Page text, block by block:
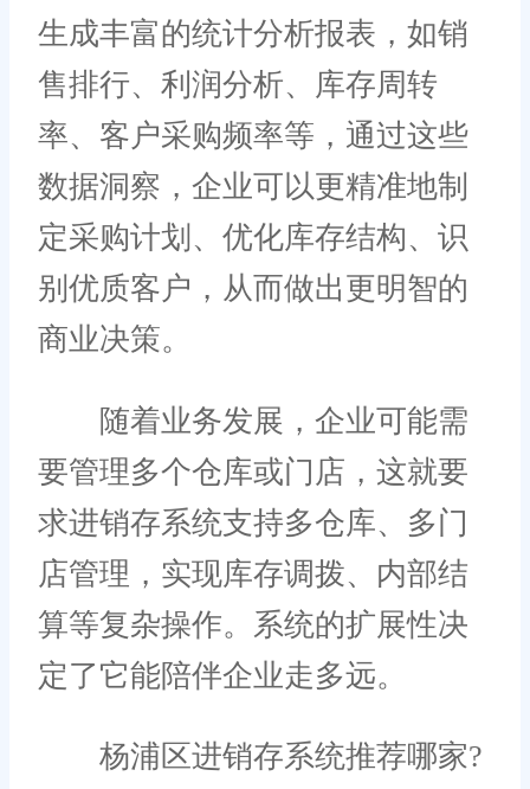
生成丰富的统计分析报表，如销
售排行、利润分析、库存周转
率、客户采购频率等，通过这些
数据洞察，企业可以更精准地制
定采购计划、优化库存结构、识
别优质客户，从而做出更明智的
商业决策。
随着业务发展，企业可能需
要管理多个仓库或门店，这就要
求进销存系统支持多仓库、多门
店管理，实现库存调拨、内部结
算等复杂操作。系统的扩展性决
定了它能陪伴企业走多远。
杨浦区进销存系统推荐哪家?